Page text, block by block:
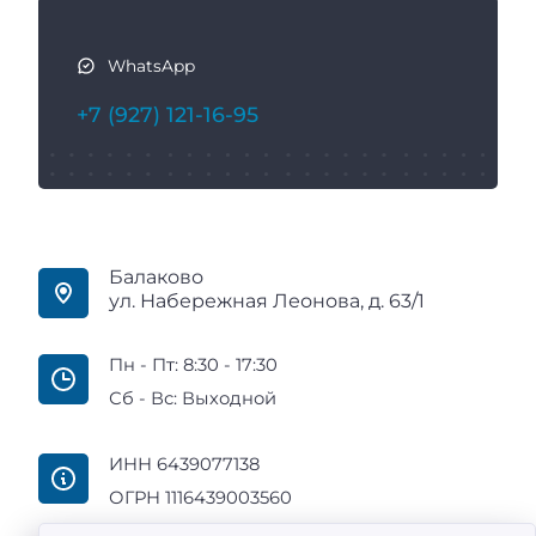
WhatsApp
+7 (927) 121-16-95
Балаково
ул. Набережная Леонова, д. 63/1
Пн - Пт: 8:30 - 17:30
Сб - Вс: Выходной
ИНН 6439077138
ОГРН 1116439003560